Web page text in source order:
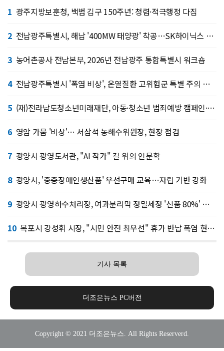
1 광주지방보훈청, 백범 김구 150주년: 청렴·적극행정 다짐
2 전남광주특별시, 해남 '400MW 태양광' 착공…SK하이닉스 공급
3 농어촌공사 전남본부, 2026년 전남광주 통합특별시 워크숍
4 전남광주특별시 '폭염 비상', 온열질환 고위험군 특별 주의 당부
5 (재)전라남도청소년미래재단, 아동·청소년 범죄예방 캠페인·연합 아웃리치
6 영암 가뭄 '비상'… 서삼석 농해수위원장, 현장 점검
7 광양시 광영도서관, "AI 작가" 길 위의 인문학
8 광양시, '중증장애인생산품' 우선구매 교육…자립 기반 강화
9 광양시 광영하수처리장, 여과분리막 정밀세정 '신품 80%' 회복
10 목포시 강성휘 시장, "시민 안전 최우선" 휴가 반납 폭염 현장 총력
기사 목록
더조은뉴스 PC버전
Copyright © 2021 더조은뉴스. All Rights Reserverd.